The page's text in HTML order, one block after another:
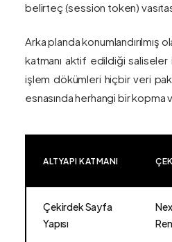
belirteç (session token)
Arka planda konumlandırılmış
katmanı aktif edildiği saliseler
işlem dökümleri hiçbir veri
esnasında herhangi bir kopma
ALTYAPI KATMANI
Çekirdek Sayfa
Yapısı